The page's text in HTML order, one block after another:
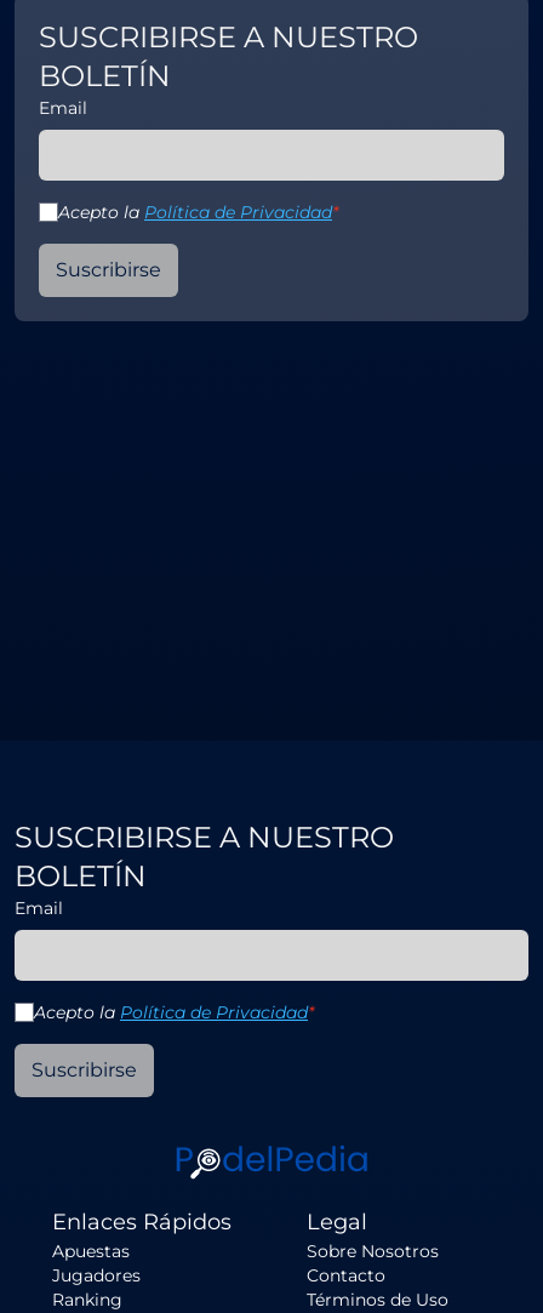
SUSCRIBIRSE A NUESTRO
BOLETÍN
Email
Acepto la Política de Privacidad*
Suscribirse
SUSCRIBIRSE A NUESTRO
BOLETÍN
Email
Acepto la Política de Privacidad*
Suscribirse
Enlaces Rápidos
Apuestas
Jugadores
Ranking
Legal
Sobre Nosotros
Contacto
Términos de Uso